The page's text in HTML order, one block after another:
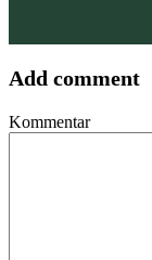
Add comment
Kommentar